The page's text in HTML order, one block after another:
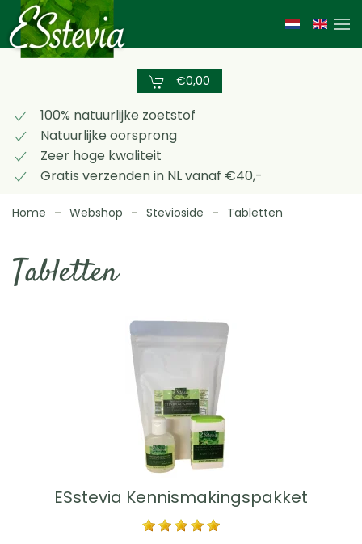
Skip
to
€0,00
100% natuurlijke zoetstof
Natuurlijke oorsprong
Zeer hoge kwaliteit
Gratis verzenden in NL vanaf €40,-
Home Webshop Stevioside Tabletten
Tabletten
ESstevia Kennismakingspakket